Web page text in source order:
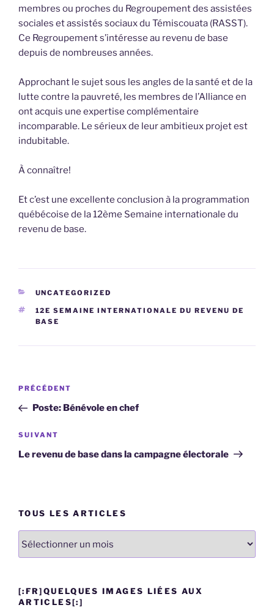
membres ou proches du Regroupement des assistées
sociales et assistés sociaux du Témiscouata (RASST).
Ce Regroupement s’intéresse au revenu de base
depuis de nombreuses années.
Approchant le sujet sous les angles de la santé et de la
lutte contre la pauvreté, les membres de l’Alliance en
ont acquis une expertise complémentaire
incomparable. Le sérieux de leur ambitieux projet est
indubitable.
À connaître!
Et c’est une excellente conclusion à la programmation
québécoise de la 12ème Semaine internationale du
revenu de base.
CATÉGORIES
UNCATEGORIZED
ÉTIQUETTES
12E SEMAINE INTERNATIONALE DU REVENU DE
BASE
Navigation
l’article
Article
précédent
PRÉCÉDENT
Poste: Bénévole en chef
Article
suivant
SUIVANT
Le revenu de base dans la campagne électorale
TOUS LES ARTICLES
les
[:FR]QUELQUES IMAGES LIÉES AUX
ARTICLES[:]